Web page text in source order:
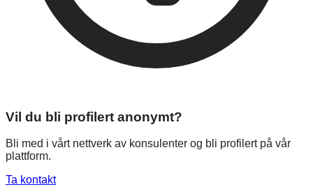
Vil du bli profilert anonymt?
Bli med i vårt nettverk av konsulenter og bli profilert på vår
plattform.
Ta kontakt